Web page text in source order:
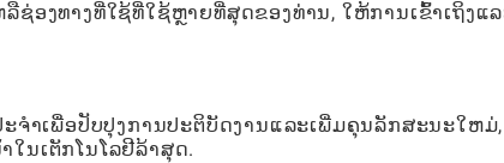
ລືຊ່ອງທາງທີ່ໃຊ້ທີ່ໃຊ້ຫຼາຍທີ່ສຸດຂອງທ່ານ, ໃຫ້ການເຂົ້າເຖິງແ
ະຈໍາເພື່ອປັບປຸງການປະຕິບັດງານແລະເພີ່ມຄຸນລັກສະນະໃຫ
ໃນເຕັກໂນໂລຢີລ້າສຸດ.